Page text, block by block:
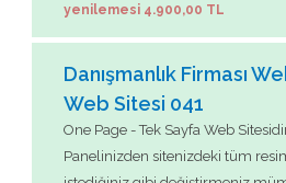
yenilemesi 4.900,00 TL
Danışmanlık Firması
Web Sitesi 041
One Page - Tek Sayfa Web
Panelinizden sitenizdeki tüm